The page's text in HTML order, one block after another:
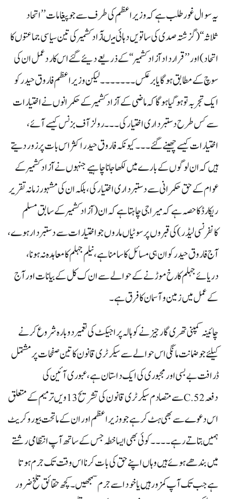
یہ سوال غور طلب ہے کہ وزیراعظم کی طرف سے جو پیغامات’’ اتحاد
ثلاثہ‘‘(گزشتہ صدی کی ساتویں دہائی میںآزادکشمیر کی تین سیاسی جماعتوں کا
اتحاد) اور’’ قرارداد آزادکشمیر‘‘ کے ذریعے دیئے گئے اس کا رد عمل ان کی
سوچ کے مطابق ہو گا یابرعکس۔۔۔۔۔۔۔ لیکن وزیراعظم فاروق حیدر کو
ایک تجربہ تو ہو گیا ہو گا کہ ماضی کے آزادکشمیر کے حکمرانوں نے اختیارات
سے کس طرح دستبرداری اختیار کی ۔۔۔ رولز آف بزنس کیسے آئے ،
اختیارات کیسے چھینے گئے ۔۔۔ کیونکہ فاروق حیدر اکثر اس بات پر زور دیتے
ہیں کہ ان لوگوں کے بارے میں لکھا جانا چاہیے جنہوں نے آزادکشمیر کے
عوام کے حق حکمرانی سے دستبرداری اختیار کی ، بلکہ ان کی مشہور زمانہ تقریر
ریکارڈ کا حصہ ہے کہ میرا جی چاہتا ہے کہ ان(آزاد کشمیر کے سابق مسلم
کانفرنسی لیڈر)کی قبروں پر سوٹیاں ماروں جو اختیارات سے دستبردار ہوے،
آج فاروق حیدر کوان ہی مسائل کا سامنا ہے ، نیلم جہلم کا معاہدہ نہ ہونا،
دریائے جہلم کا رخ موڑنے کے حوالے سے ان ک کل کے بیانات اور آج
کے عمل میں زمین و آسمان کا فرق ہے۔
چائینہ کمپنی تھری گارجیز نے کوہالہ پراجیکٹ کی تعمیر دوبارہ شروع کرنے
کیلئے جو ضمانت مانگی اس حوالے سے سیکرٹری قانون کا تین صفحات پر مشتمل
ڈرافت بے بسی اور مجبوری کی ایک داستان ہے ، عبوری آئین کی
دفعہ 52.Cسے متصادم سیکرٹری قانون کی تشریح 13ویں ترمیم کے متعلق
اس دعوے سے بھی ہٹ کر ہے جو وزیراعظم اور ان کے ماتحت بیورو کریٹ
ہمیں بتاتے رہے ۔۔۔۔ کوئی بھی ایسا خطہ جس کے ساتھ آپ انتظامی رشتے
میں بندھے ہوئے ہیں وہاں اپنے حق کی بات کرنا اس وقت تک جرم ہو تا
ہے جب تک آپ کمزور ہیں یا خود اسے جرم سمجھیں۔ کچھ حقائق تلخ ضرور